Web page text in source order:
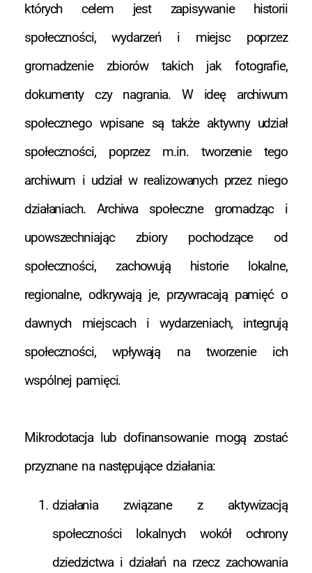
których celem jest zapisywanie historii
społeczności, wydarzeń i miejsc poprzez
gromadzenie zbiorów takich jak fotografie,
dokumenty czy nagrania. W ideę archiwum
społecznego wpisane są także aktywny udział
społeczności, poprzez m.in. tworzenie tego
archiwum i udział w realizowanych przez niego
działaniach. Archiwa społeczne gromadząc i
upowszechniając zbiory pochodzące od
społeczności, zachowują historie lokalne,
regionalne, odkrywają je, przywracają pamięć o
dawnych miejscach i wydarzeniach, integrują
społeczności, wpływają na tworzenie ich
wspólnej pamięci.
Mikrodotacja lub dofinansowanie mogą zostać
przyznane na następujące działania:
działania związane z aktywizacją
społeczności lokalnych wokół ochrony
dziedzictwa i działań na rzecz zachowania